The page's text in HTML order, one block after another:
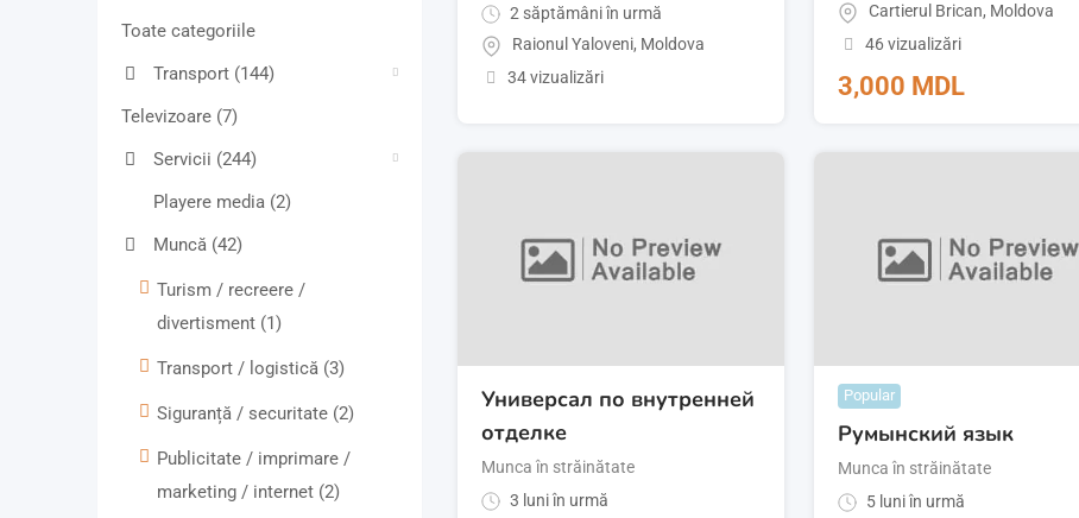
Toate categoriile
Transport (144)
Televizoare (7)
Servicii (244)
Playere media (2)
Muncă (42)
Turism / recreere /
divertisment (1)
Transport / logistică (3)
Siguranță / securitate (2)
Publicitate / imprimare /
marketing / internet (2)
2 săptămâni în urmă
Raionul Yaloveni, Moldova
34 vizualizări
Cartierul Brican, Moldova
46 vizualizări
3,000 MDL
Универсал по внутренней
отделке
Munca în străinătate
3 luni în urmă
Popular
Румынский язык
Munca în străinătate
5 luni în urmă